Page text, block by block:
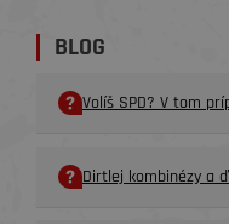
BLOG
Volíš SPD? V tom
Dirtlej kombinézy a